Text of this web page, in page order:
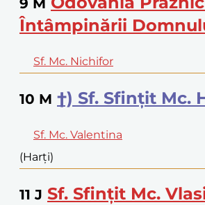
9 M
Întâmpinării
Sf. Mc. Nichifor
10 M †) Sf. Sfințit Mc.
Sf. Mc. Valentina
(Harți)
11 J Sf. Sfințit Mc.